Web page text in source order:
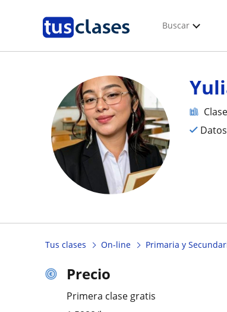
Buscar
Tus clases On-line Primaria y
Precio
Primera clase gratis